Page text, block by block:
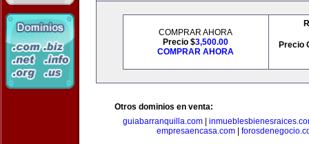
COMPRAR AHORA
Precio $3,500.00
COMPRAR AHORA
Precio
Otros dominios en venta:
guiabarranquilla.com|
empresaencasa.com|